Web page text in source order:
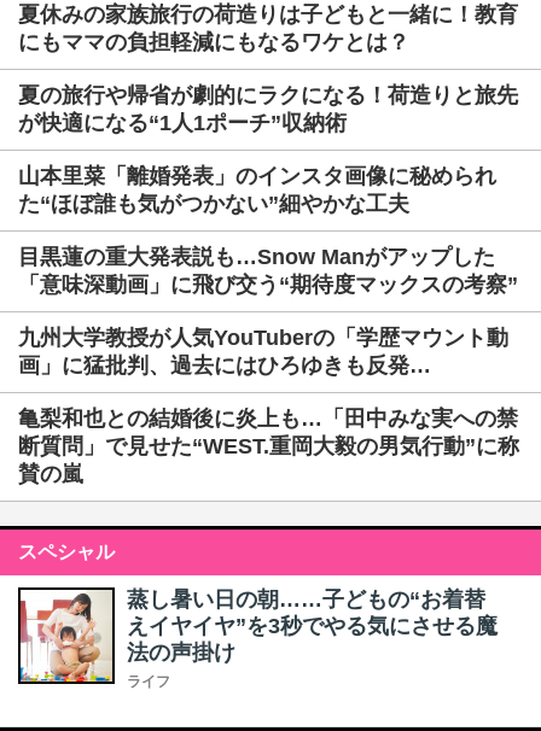
夏休みの家族旅行の荷造りは子どもと一緒に！教育
にもママの負担軽減にもなるワケとは？
夏の旅行や帰省が劇的にラクになる！荷造りと旅先
が快適になる“1人1ポーチ”収納術
山本里菜「離婚発表」のインスタ画像に秘められ
た“ほぼ誰も気がつかない”細やかな工夫
目黒蓮の重大発表説も…Snow Manがアップした
「意味深動画」に飛び交う“期待度マックスの考察”
九州大学教授が人気YouTuberの「学歴マウント動
画」に猛批判、過去にはひろゆきも反発…
亀梨和也との結婚後に炎上も…「田中みな実への禁
断質問」で見せた“WEST.重岡大毅の男気行動”に称
賛の嵐
スペシャル
蒸し暑い日の朝……子どもの“お着替
えイヤイヤ”を3秒でやる気にさせる魔
法の声掛け
ライフ